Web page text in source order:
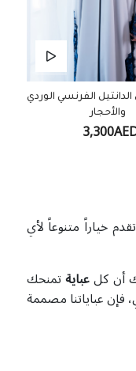
الفرنسي الوردي
والأحجار
تقدم خياراً متنوعاً لأي
أن كلعبايةتمنحك
فإن عباياتنا مصممة